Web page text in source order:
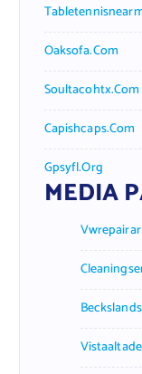
Oaksofa.com
Soultacohtx.com
Capishcaps.com
Gpsyfl.org
MEDIA